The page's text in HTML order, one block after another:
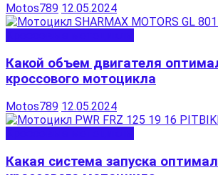
Motos789 12.05.2024
Какой объем двигателя
кроссового мотоцикла
Motos789 12.05.2024
Какая система запуска